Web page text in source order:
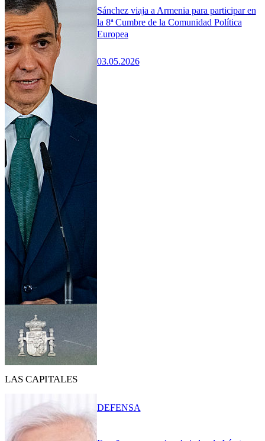
Sánchez viaja a Armenia para participar en
la 8ª Cumbre de la Comunidad Política
Europea
03.05.2026
LAS CAPITALES
DEFENSA